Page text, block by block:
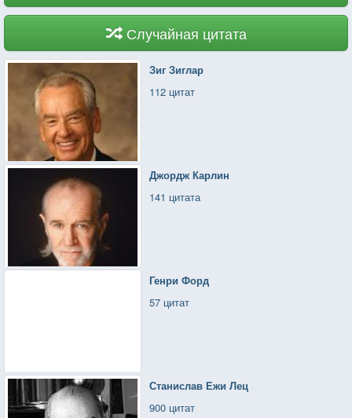
Случайная цитата
Зиг Зиглар
112 цитат
Джордж Карлин
141 цитата
Генри Форд
57 цитат
Станислав Ежи Лец
900 цитат